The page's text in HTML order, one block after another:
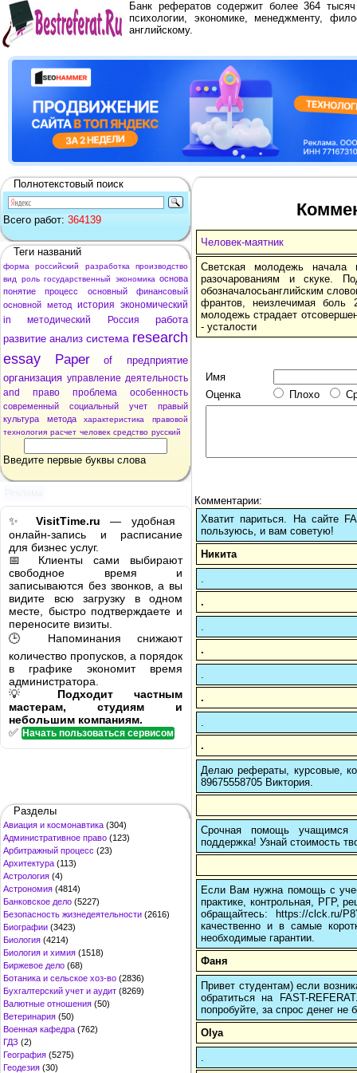
Банк рефератов содержит более 364
психологии, экономике, менеджменту,
английскому.
Полнотекстовый поиск
Всего работ: 364139
Теги названий
форма российский разработка
производство
вид
роль государственный экономика основа
понятие
процесс основный
финансовый
основной метод история экономический
in
методический Россия
работа
развитие анализ система research
essay
Paper of
предприятие
организация управление деятельность
and
право проблема особенность
современный социальный учет
правый
культура
метода характеристика
правовой
технология расчет человек средство русский
Введите первые буквы слова
✨ VisitTime.ru — удобная
онлайн-запись и расписание
для бизнес услуг.
📅 Клиенты сами выбирают
свободное время и
записываются без звонков, а вы
видите всю загрузку в одном
месте, быстро подтверждаете и
переносите визиты.
🕒 Напоминания снижают
количество пропусков, а порядок
в графике экономит время
администратора.
💡 Подходит частным
мастерам, студиям и
небольшим компаниям.
✅ Начать пользоваться сервисом
Разделы
Авиация и космонавтика (304)
Административное право (123)
Арбитражный процесс (23)
Архитектура (113)
Астрология (4)
Астрономия (4814)
Банковское дело (5227)
Безопасность жизнедеятельности (2616)
Биографии (3423)
Биология (4214)
Биология и химия (1518)
Биржевое дело (68)
Ботаника и сельское хоз-во (2836)
Бухгалтерский учет и аудит (8269)
Валютные отношения (50)
Ветеринария (50)
Военная кафедра (762)
ГДЗ (2)
География (5275)
Геодезия (30)
Человек-маятник
Светская молодежь начала
разочарованиям и скуке.
обозначалосьанглийским
франтов, неизлечимая боль
молодежь страдает
- усталости
Имя
Оценка
Плохо
Комментарии:
Хватит париться. На сайте
пользуюсь, и вам советую!
Никита
.
.
.
.
Делаю рефераты, курсовые,
89675558705 Виктория.
Срочная помощь учащимся в
поддержка! Узнай стоимость
Если Вам нужна помощь с
практике, контрольная, РГР,
обращайтесь: https://clck.ru/
качественно и в самые
необходимые гарантии.
Фаня
Привет студентам) если
обратиться на FAST-
попробуйте, за спрос денег не
Olya